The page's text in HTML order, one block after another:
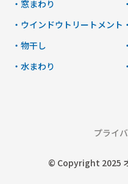
・窓まわり
・ウインドウトリートメント
・物干し
・水まわり
プライ
© Copyright 2025